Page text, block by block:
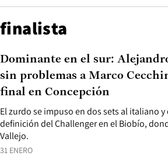
finalista
31 ENERO
El zurdo se impuso en dos sets al italiano
definición del Challenger en el Biobío,
Vallejo.
Dominante en el sur:
sin problemas a Marco
final en Concepción